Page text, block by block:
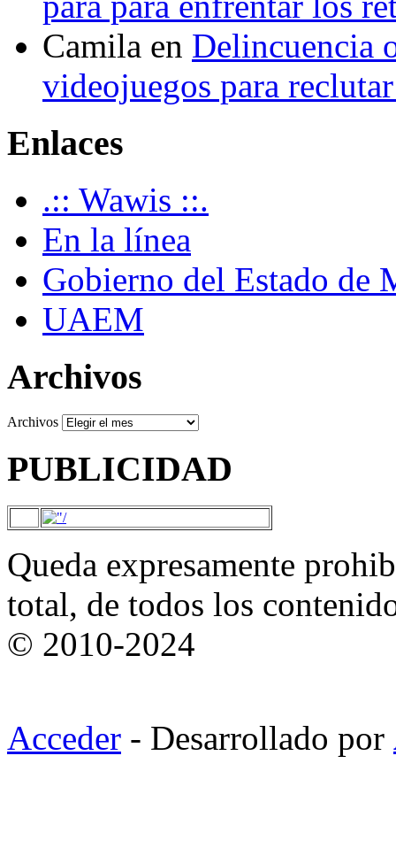
Camila en Delincuencia
videojuegos para
Enlaces
.:: Wawis ::.
En la línea
Gobierno del Estado de
UAEM
Archivos
Archivos
PUBLICIDAD
Queda expresamente
total, de todos los
© 2010-2024
Acceder - Desarrollado por